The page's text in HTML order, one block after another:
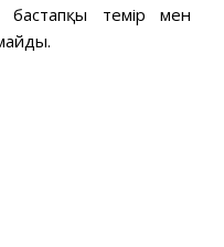
бастапқы темір мен